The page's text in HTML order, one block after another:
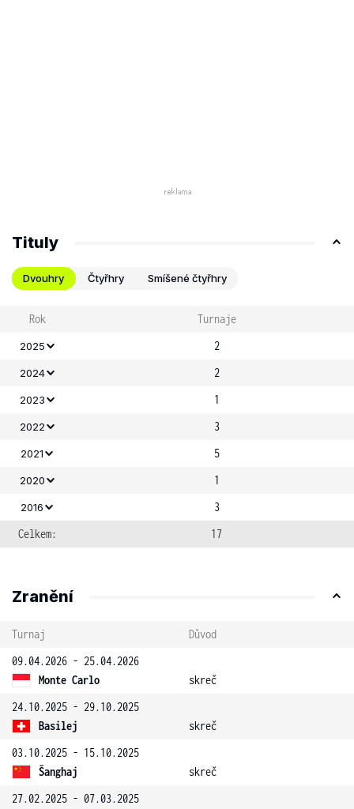
Tituly
Dvouhry Čtyřhry Smíšené čtyřhry
Rok Turnaje
2025 2
2024 2
2023 1
2022 3
2021 5
2020 1
2016
3
Celkem:
17
Zranění
Turnaj
Důvod
09.04.2026 - 25.04.2026
Monte Carlo
skreč
24.10.2025 - 29.10.2025
Basilej
skreč
03.10.2025 - 15.10.2025
Šanghaj
skreč
27.02.2025 - 07.03.2025